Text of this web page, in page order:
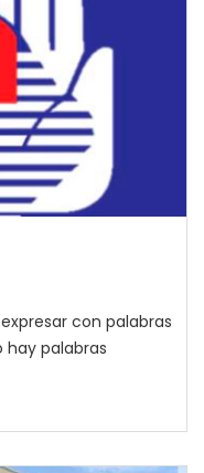
con palabras
hay palabras